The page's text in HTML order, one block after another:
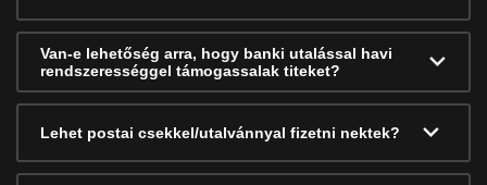
Van-e lehetőség arra, hogy banki utalással havi
rendszerességgel támogassalak titeket?
Lehet postai csekkel/utalvánnyal fizetni nektek?